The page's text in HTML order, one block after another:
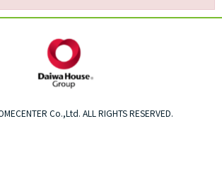
Co.,Ltd. ALL RIGHTS RESERVED.